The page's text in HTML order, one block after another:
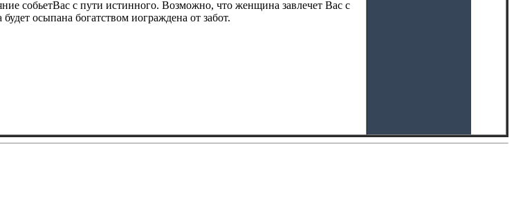
собьетВас с пути истинного. Возможно, что женщина завлечет Вас с
осыпана богатством иограждена от забот.